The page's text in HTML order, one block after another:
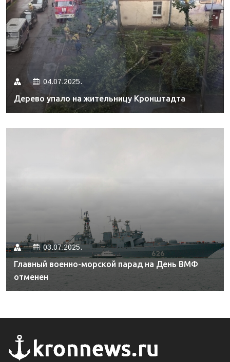
04.07.2025.
Дерево упало на жительницу Кронштадта
03.07.2025.
Главный военно-морской парад на День ВМФ
отменен